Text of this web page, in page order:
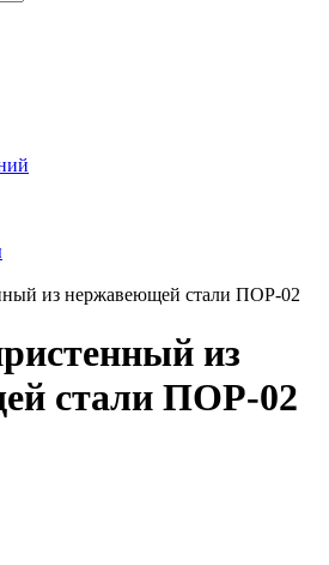
из нержавеющей стали ПОР-02
из
стали ПОР-02